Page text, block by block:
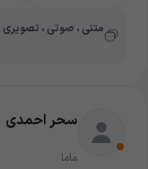
متنی ، صوتی ، تصویری
سحر احمدی
ماما